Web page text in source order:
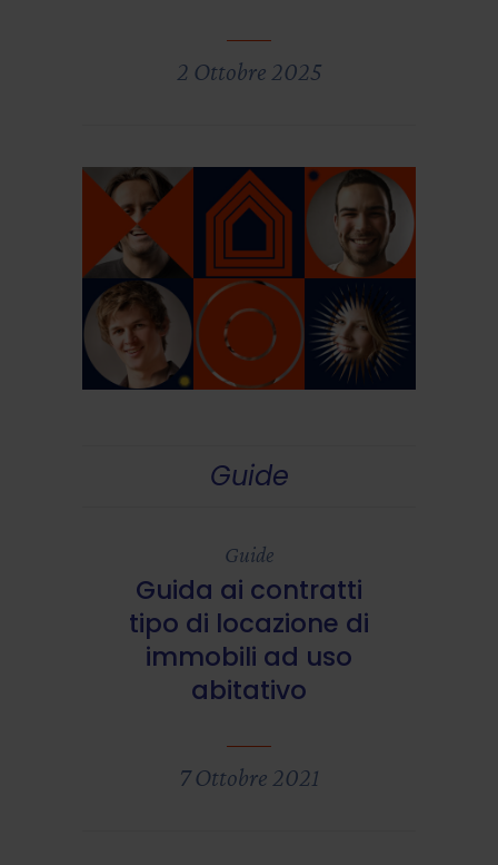
2 Ottobre 2025
Guide
Guide
Guida ai contratti
tipo di locazione di
immobili ad uso
abitativo
7 Ottobre 2021